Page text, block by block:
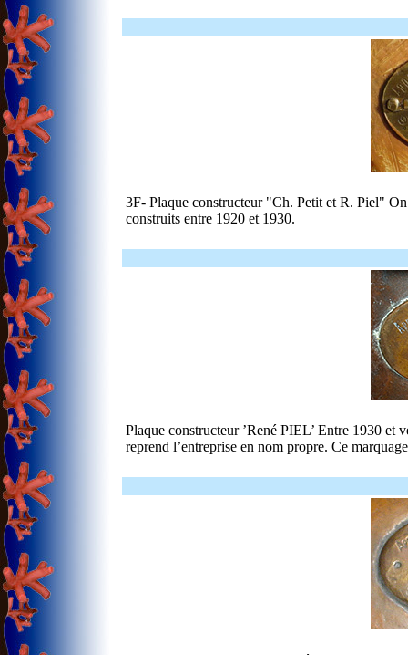
3F- Plaque constructeur "Ch. Petit et R. Piel"
construits entre 1920 et 1930.
Plaque constructeur ’René PIEL’ Entre 1930 et
reprend l’entreprise en nom propre. Ce